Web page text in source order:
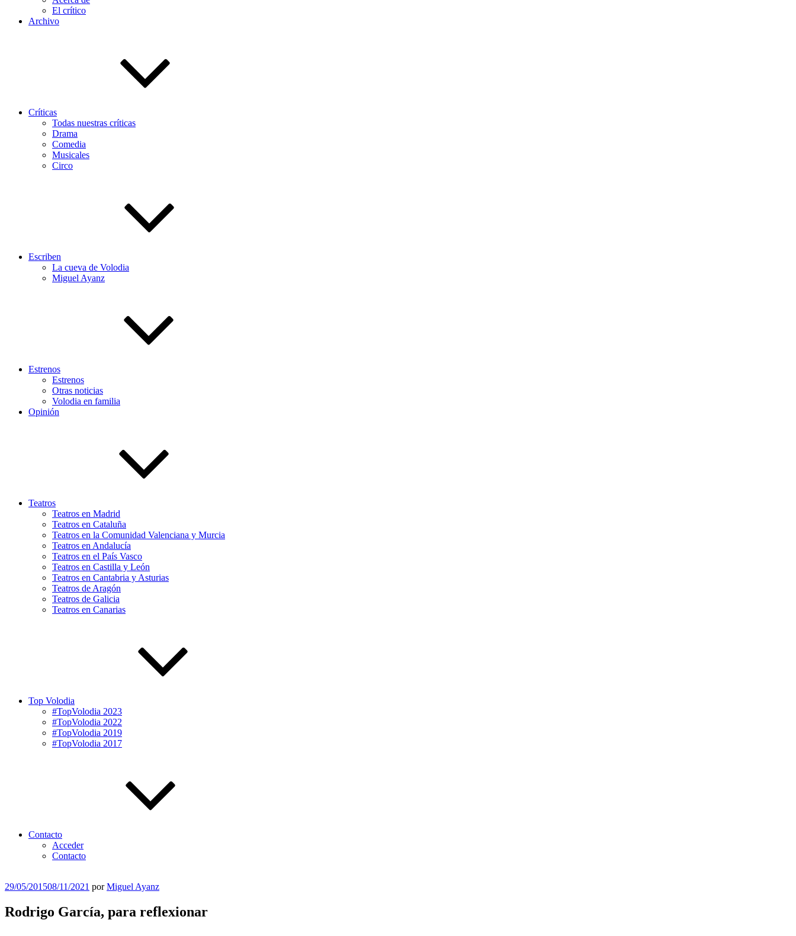
El crítico
Archivo
Críticas
Todas nuestras críticas
Drama
Comedia
Musicales
Circo
Escriben
La cueva de Volodia
Miguel Ayanz
Estrenos
Estrenos
Otras noticias
Volodia en familia
Opinión
Teatros
Teatros en Madrid
Teatros en Cataluña
Teatros en la Comunidad Valenciana y Murcia
Teatros en Andalucía
Teatros en el País Vasco
Teatros en Castilla y León
Teatros en Cantabria y Asturias
Teatros de Aragón
Teatros de Galicia
Teatros en Canarias
Top Volodia
#TopVolodia 2023
#TopVolodia 2022
#TopVolodia 2019
#TopVolodia 2017
Contacto
Acceder
Contacto
Publicado
29/05/201508/11/2021 porMiguel Ayanz
Rodrigo García, para reflexionar